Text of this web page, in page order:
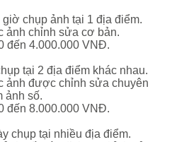
giờ chụp ảnh tại 1 địa điểm.
ảnh chỉnh sửa cơ bản.
đến 4.000.000 VNĐ.
tại 2 địa điểm khác nhau.
ảnh được chỉnh sửa chuyên
ảnh số.
đến 8.000.000 VNĐ.
chụp tại nhiều địa điểm.